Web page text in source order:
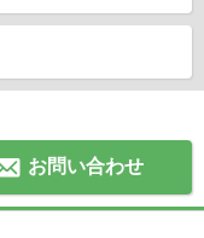
お問い合わせ